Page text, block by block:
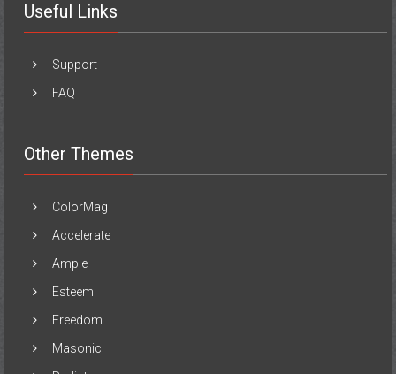
Useful Links
Support
FAQ
Other Themes
ColorMag
Accelerate
Ample
Esteem
Freedom
Masonic